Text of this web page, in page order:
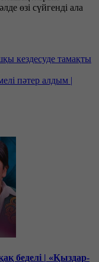
өзі сүйгенді ала
кездесуде тамақты
пәтер алдым |
беделі | «Қыздар-